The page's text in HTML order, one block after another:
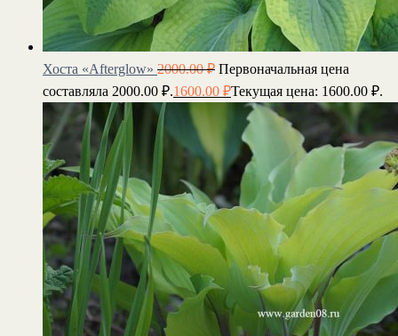
Хоста «Afterglow» 2000.00₽ Первоначальная цена
составляла 2000.00 ₽.1600.00 ₽Текущая цена: 1600.00 ₽.